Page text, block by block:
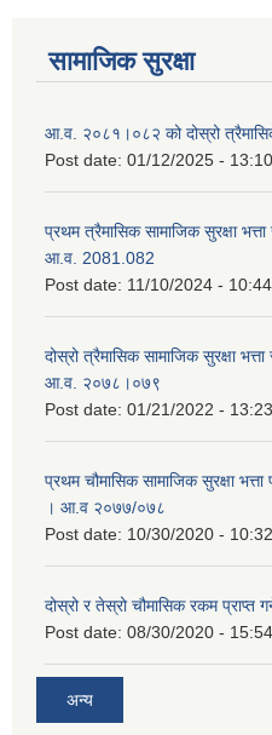
सामाजिक सुरक्षा
आ.व. २०८१।०८२ को दोस्रो त्रैमासिक
Post date: 01/12/2025 - 13:10
प्रथम त्रैमासिक सामाजिक सुरक्षा
आ.व. 2081.082
Post date: 11/10/2024 - 10:44
दोस्रो त्रैमासिक सामाजिक सुरक्षा
आ.व. २०७८।०७९
Post date: 01/21/2022 - 13:23
प्रथम चौमासिक सामाजिक सुरक्षा भत्ता
। आ.व २०७७/०७८
Post date: 10/30/2020 - 10:32
दोस्रो र तेस्रो चौमासिक रकम प्राप्त
Post date: 08/30/2020 - 15:54
अन्य